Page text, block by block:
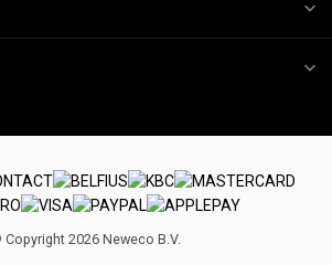
Copyright 2026 Neweco B.V.